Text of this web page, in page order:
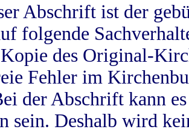
Abschrift ist der
folgende
des Original-
Fehler im
der Abschrift kann
sein. Deshalb wird